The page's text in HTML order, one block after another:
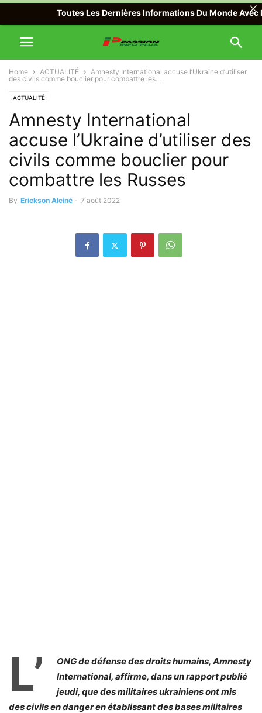
Home ACTUALITÉ
Amnesty International accuse l’Ukraine d’utiliser
des civils comme bouclier pour combattre les...
ACTUALITÉ
Amnesty International
accuse l’Ukraine d’utiliser des
civils comme bouclier pour
combattre les Russes
By Erickson Alciné - 7 août 2022
L’
ONG de défense des droits humains, Amnesty
International, affirme, dans un rapport publié
jeudi, que des militaires ukrainiens ont mis
des civils en danger en établissant des bases militaires
Toutes Les Dernières Informations Du Monde Avec